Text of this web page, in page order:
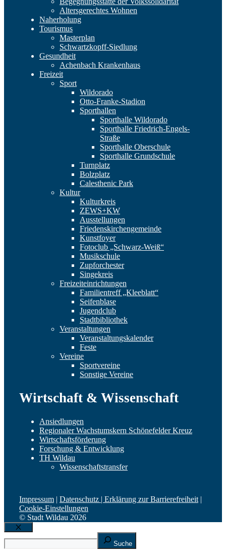
Altersgerechtes Wohnen
Naherholung
Tourismus
Masterplan
Schwartzkopff-Siedlung
Gesundheit
Achenbach Krankenhaus
Freizeit
Sport
Wildorado
Otto-Franke-Stadion
Sporthallen
Sporthalle Wildorado
Sporthalle Friedrich-Engels-
Straße
Sporthalle Oberschule
Sporthalle Grundschule
Turnplatz
Bolzplatz
Calesthenic Park
Kultur
Kulturkreis
ZEWS+KW
Ausstellungen
Friedenskirchengemeinde
Kunstfoyer
Fotoclub „Schwarz-Weiß“
Musikschule
Zupforchester
Singekreis
Freizeiteinrichtungen
Familientreff „Kleeblatt“
Seifenblase
Jugendclub
Stadtbibliothek
Veranstaltungen
Veranstaltungskalender
Feste
Vereine
Sportvereine
Sonstige Vereine
Wirtschaft & Wissenschaft
Ansiedlungen
Regionaler Wachstumskern Schönefelder Kreuz
Wirtschaftsförderung
Forschung & Entwicklung
TH Wildau
Wissenschaftstransfer
Impressum Datenschutz | Erklärung zur Barrierefreiheit|
Cookie-Einstellungen
© Stadt Wildau 2026
Schließen
Suche